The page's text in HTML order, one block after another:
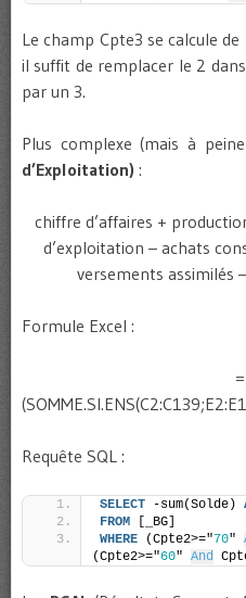
Le champ Cpte3 se calcule
il suffit de remplacer le 2
par un 3.
Plus complexe (mais à
d’Exploitation) :
chiffre d’affaires +
d’exploitation – achats
versements assimilés
Formule Excel :
Requête SQL :
SELECT -sum(Solde)
FROM [_BG]
WHERE (Cpte2>="70"
(Cpte2>="60" And